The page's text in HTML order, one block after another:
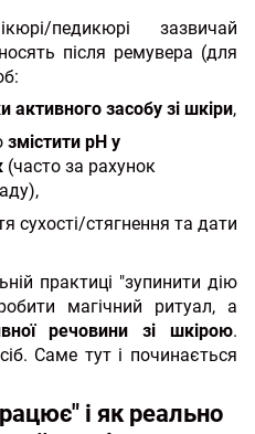
педикюрі зазвичай
після ремувера (для
активного засобу зі шкіри,
змістити pH у
(часто за рахунок
сухості/стягнення та дати
практиці "зупинити дію
магічний ритуал, а
речовини зі шкірою.
Саме тут і починається
і як реально